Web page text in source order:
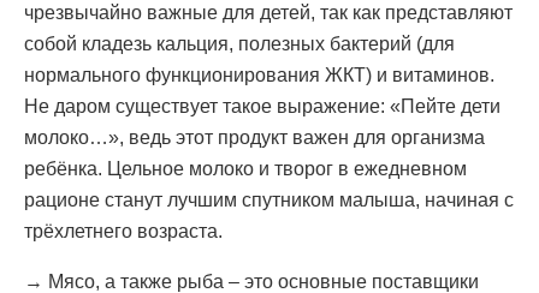
чрезвычайно важные для детей, так как представляют
собой кладезь кальция, полезных бактерий (для
нормального функционирования ЖКТ) и витаминов.
Не даром существует такое выражение: «Пейте дети
молоко…», ведь этот продукт важен для организма
ребёнка. Цельное молоко и творог в ежедневном
рационе станут лучшим спутником малыша, начиная с
трёхлетнего возраста.
→ Мясо, а также рыба – это основные поставщики